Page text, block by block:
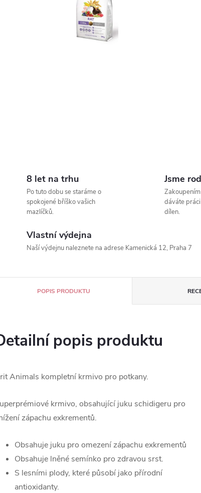
8 let na trhu
Po tuto dobu se staráme o
spokojené bříško vašich
mazlíčků.
Jsme
dáváte
dílen.
Vlastní výdejna
Naší výdejnu naleznete na adrese Kamenická 12, Praha 7
POPIS PRODUKTU
popis produktu
Animals kompletní krmivo pro potkany.
krmivo, obsahující juku schidigeru pro
zápachu exkrementů.
Obsahuje juku pro omezení zápachu exkrementů
Obsahuje lněné semínko pro zdravou srst.
S lesními plody, které působí jako přírodní
antioxidanty.